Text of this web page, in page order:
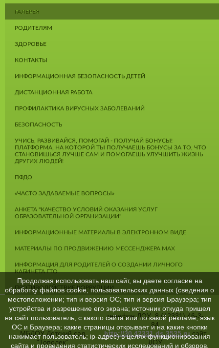
ГАЛЕРЕЯ
РОДИТЕЛЯМ
ЗДОРОВЬЕ
КОНТАКТЫ
ИНФОРМАЦИОННАЯ БЕЗОПАСНОСТЬ ДЕТЕЙ
ДИСТАНЦИОННАЯ РАБОТА
ПРОФИЛАКТИКА ВИРУСНЫХ ЗАБОЛЕВАНИЙ
БЕЗОПАСНОСТЬ
УЧИСЬ, РАЗВИВАЙСЯ, ПОМОГАЙ - ПОЛУЧАЙ БОНУСЫ!
ПЛАТФОРМА, НА КОТОРОЙ ТЫ ПОЛУЧАЕШЬ БОНУСЫ ЗА ТО, ЧТО
СТАНОВИШЬСЯ ЛУЧШЕ САМ И ПОМОГАЕШЬ УЛУЧШИТЬ ЖИЗНЬ
ДРУГИХ ЛЮДЕЙ!
ПФДО
«ЧАСТО ЗАДАВАЕМЫЕ ВОПРОСЫ»
АНКЕТА "КАЧЕСТВО УСЛОВИЙ ОКАЗАНИЯ УСЛУГ
ОБРАЗОВАТЕЛЬНОЙ ОРГАНИЗАЦИИ"
ИНФОРМАЦИОННЫЕ МАТЕРИАЛЫ В ЭЛЕКТРОННОМ ВИДЕ
МАТЕРИАЛЫ ПО ПРОДВИЖЕНИЮ МЕССЕНДЖЕРА MAX
ИНФОРМАЦИЯ ДЛЯ РОДИТЕЛЕЙ О СОЗДАНИИ ЛИЧНОГО
КАБИНЕТА ГТО
ПРОТИВОДЕЙСТВИЕ КОРРУПЦИИ
МБДОУ Детский сад
"Тополек"
телефон ДОУ: 8 (42331) 46-3-
84
http://30.42331.ds.3535.ruсайт
ДОУ
Продолжая использовать наш сайт, вы даете согласие на
обработку файлов cookie, пользовательских данных (сведения о
местоположении; тип и версия ОС; тип и версия Браузера; тип
устройства и разрешение его экрана; источник откуда пришел
на сайт пользователь; с какого сайта или по какой рекламе; язык
ОС и Браузера; какие страницы открывает и на какие кнопки
нажимает пользователь; ip-адрес) в целях функционирования
сайта и проведения статистических исследований и обзоров.